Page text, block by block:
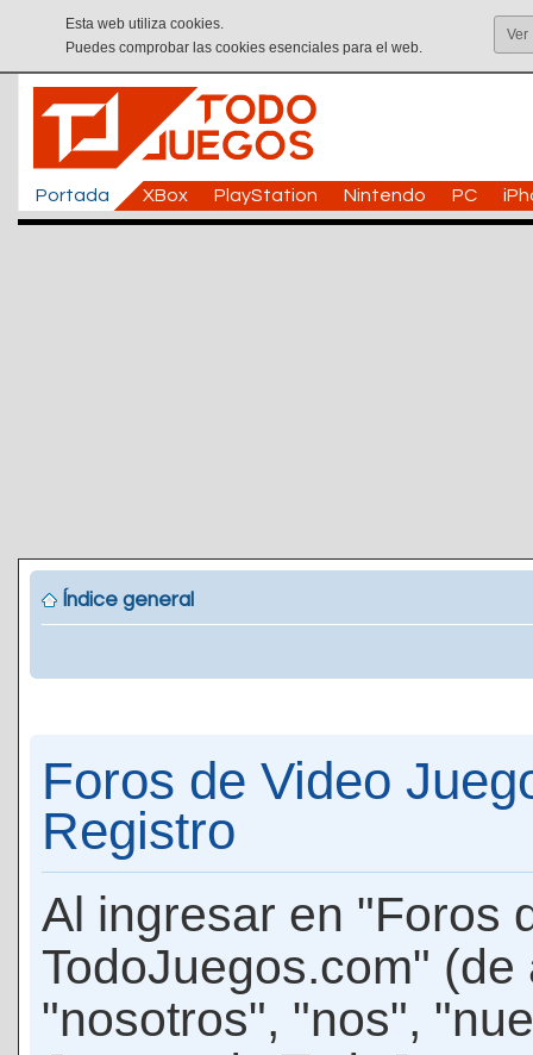
Esta web utiliza cookies.
Puedes comprobar las cookies esenciales para el web.
Ver
Portada XBox PlayStation Nintendo PC
Índice general
Foros de Video
Registro
Al ingresar en "Foros
TodoJuegos.com"
"nosotros", "nos",